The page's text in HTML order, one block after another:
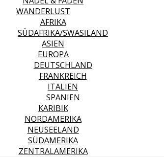
WANDERLUST
AFRIKA
SÜDAFRIKA/SWASILAND
ASIEN
EUROPA
DEUTSCHLAND
FRANKREICH
ITALIEN
SPANIEN
KARIBIK
NORDAMERIKA
NEUSEELAND
SÜDAMERIKA
ZENTRALAMERIKA